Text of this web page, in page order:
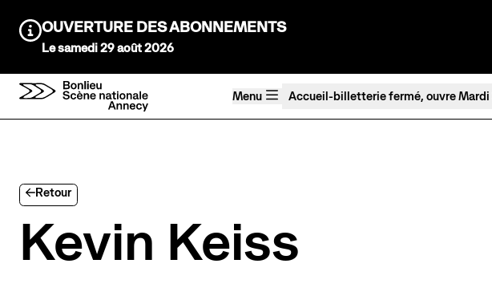
Information :
OUVERTURE DES ABONNEMENTS
Le samedi 29 août 2026
Menu Accueil-billetterie fermé, ouvre Mardi
Retour
Kevin Keiss
Saisons précédentes